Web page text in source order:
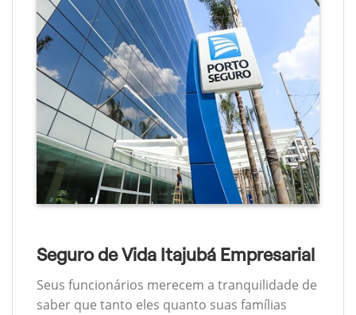
Seguro de Vida Itajubá Empresarial
Seus funcionários merecem a tranquilidade de
saber que tanto eles quanto suas famílias